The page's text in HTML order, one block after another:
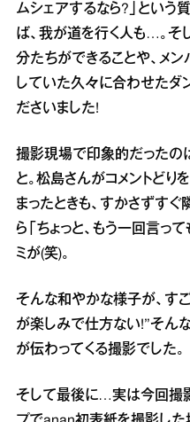
ムシェアするなら?」という
ば、我が道を行く人も…。そ
分たちができることや、メン
していた久々に合わせたダ
ださいました!
撮影現場で印象的だったの
と。松島さんがコメントどり
まったときも、すかさずす
ら「ちょっと、もう一回言っ
ミが(笑)。
そんな和やかな様子が、す
が楽しみで仕方ない!”そん
が伝わってくる撮影でした。
そして最後に…実は今回撮